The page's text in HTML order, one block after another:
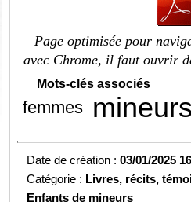
Page optimisée pour
avec Chrome, il faut ouvrir
Mots-clés associés
femmes mineurs
Date de création :03/01/2025
Catégorie : Livres, récits,
Enfants de mineurs